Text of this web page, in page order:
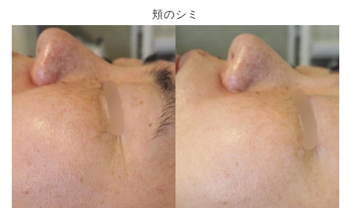
頬のシミ